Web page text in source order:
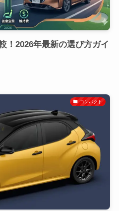
！2026年最新の選び方ガイ
コンパクト